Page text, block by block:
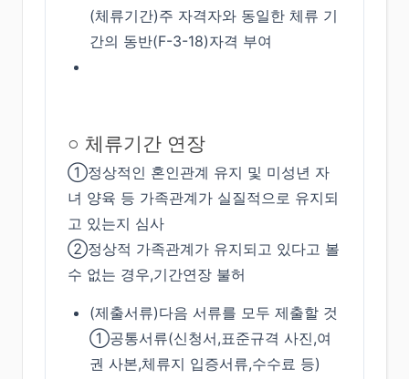
(체류기간)주 자격자와 동일한 체류 기
간의 동반(F-3-18)자격 부여
○ 체류기간 연장
①정상적인 혼인관계 유지 및 미성년 자
녀 양육 등 가족관계가 실질적으로 유지되
고 있는지 심사
②정상적 가족관계가 유지되고 있다고 볼
수 없는 경우,기간연장 불허
(제출서류)다음 서류를 모두 제출할 것
①공통서류(신청서,표준규격 사진,여
권 사본,체류지 입증서류,수수료 등)